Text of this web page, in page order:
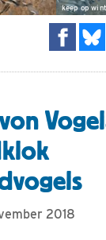
keep op
2018